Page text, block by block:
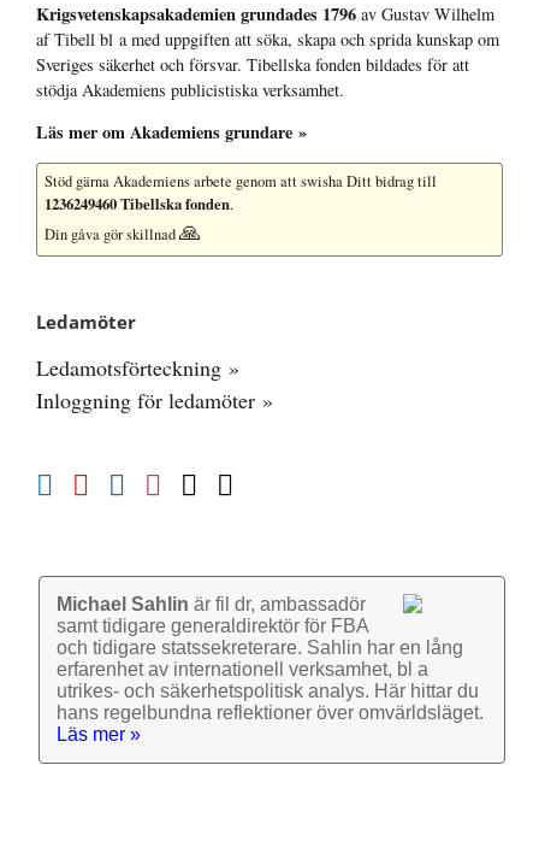
Krigsvetenskap­sakademien grundades 1796 av Gustav Wilhelm
af Tibell bl a med uppgiften att söka, skapa och sprida kunskap om
Sveriges säkerhet och försvar. Tibellska fonden bildades för att
stödja Akademiens publicistiska verksamhet.
Läs mer om Akademiens grundare »
Stöd gärna Akademiens arbete genom att swisha Ditt bidrag till
1236249460 Tibellska fonden.
Din gåva gör skillnad🙏
Ledamöter
Ledamotsförteckning »
Inloggning för ledamöter »
Michael Sahlin är fil dr, ambassadör
samt tidigare general­direktör för FBA
och tidigare stats­sekre­terare. Sahlin har en lång
erfarenhet av inter­nationell verk­samhet, bl a
utrikes- och säkerhets­politisk analys. Här hittar du
hans regel­bundna reflek­tioner över omvärlds­läget.
Läs mer »